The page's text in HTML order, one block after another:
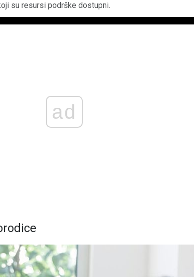
su resursi podrške dostupni.
ad